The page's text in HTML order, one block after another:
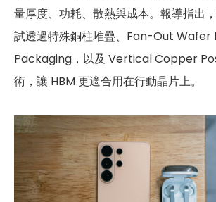
量厚度、功耗、散熱與成本。報導指出
試透過特殊銅柱堆疊、Fan-Out Wafer
Packaging，以及 Vertical Copper
術，讓 HBM 更適合用在行動晶片上。